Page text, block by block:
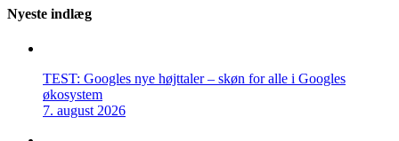
Nyeste indlæg
TEST: Googles nye højttaler – skøn for alle i Googles
økosystem
7. august 2026